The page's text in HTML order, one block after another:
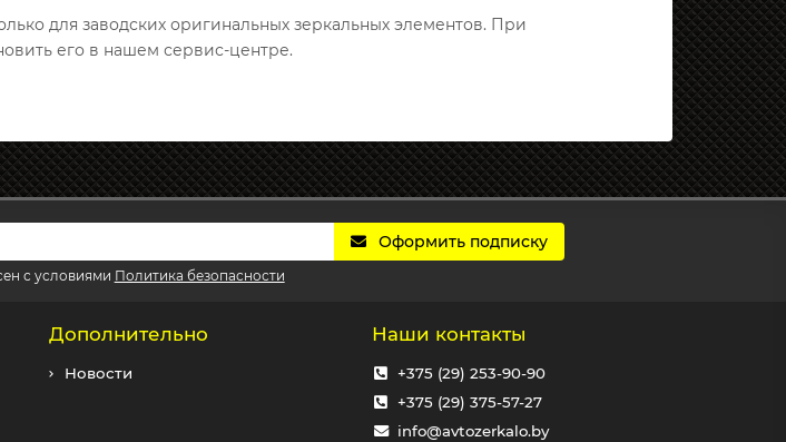
для заводских оригинальных зеркальных элементов. При
его в нашем сервис-центре.
Оформить подписку
с условиями Политика безопасности
Дополнительно
Новости
Наши контакты
+375 (29) 253-90-90
+375 (29) 375-57-27
info@avtozerkalo.by